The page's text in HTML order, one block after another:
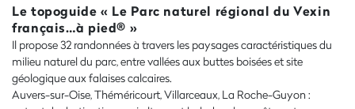
Le topoguide « Le Parc naturel régional du Vexin
français…à pied® »
Il propose 32 randonnées à travers les paysages caractéristiques du
milieu naturel du parc, entre vallées aux buttes boisées et site
géologique aux falaises calcaires.
Auvers-sur-Oise, Théméricourt, Villarceaux, La Roche-Guyon :